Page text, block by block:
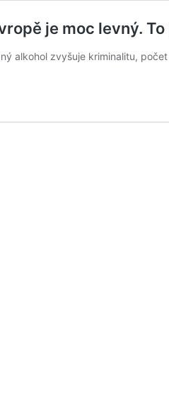
je moc levný.
alkohol zvyšuje kriminalitu,